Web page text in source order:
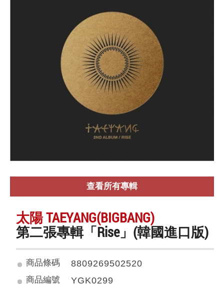
查看所有專輯
太陽 TAEYANG(BIGBANG)
第二張專輯「Rise」(韓國進口版)
商品條碼 8809269502520
商品編號 YGK0299